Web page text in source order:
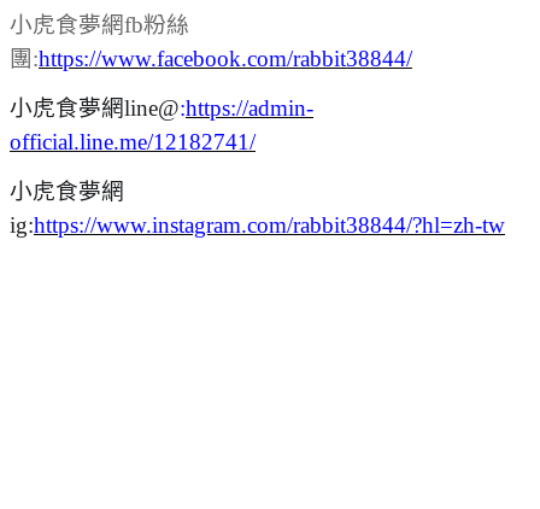
小虎食夢網fb粉絲
團:https://www.facebook.com/rabbit38844/
小虎食夢網line@:https://admin-
official.line.me/12182741/
小虎食夢網
ig:https://www.instagram.com/rabbit38844/?hl=zh-tw